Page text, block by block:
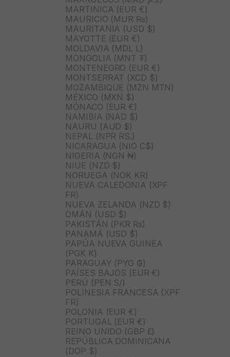
MARTINICA (EUR €)
MAURICIO (MUR ₨)
MAURITANIA (USD $)
MAYOTTE (EUR €)
MOLDAVIA (MDL L)
MONGOLIA (MNT ₮)
MONTENEGRO (EUR €)
MONTSERRAT (XCD $)
MOZAMBIQUE (MZN MTN)
MÉXICO (MXN $)
MÓNACO (EUR €)
NAMIBIA (NAD $)
NAURU (AUD $)
NEPAL (NPR RS.)
NICARAGUA (NIO C$)
NIGERIA (NGN ₦)
NIUE (NZD $)
NORUEGA (NOK KR)
NUEVA CALEDONIA (XPF
FR)
NUEVA ZELANDA (NZD $)
OMÁN (USD $)
PAKISTÁN (PKR ₨)
PANAMÁ (USD $)
PAPÚA NUEVA GUINEA
(PGK K)
PARAGUAY (PYG ₲)
PAÍSES BAJOS (EUR €)
PERÚ (PEN S/)
POLINESIA FRANCESA (XPF
FR)
POLONIA (EUR €)
PORTUGAL (EUR €)
REINO UNIDO (GBP £)
REPÚBLICA DOMINICANA
(DOP $)